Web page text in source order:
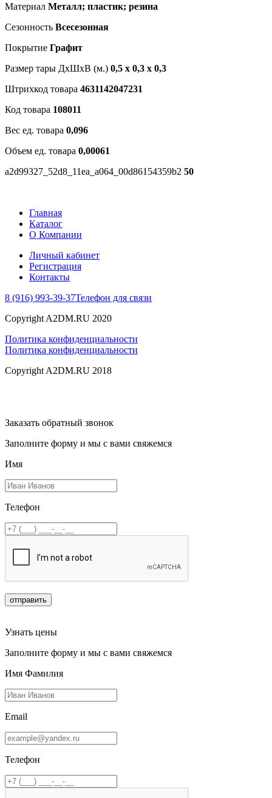
Материал Металл; пластик; резина
Сезонность Всесезонная
Покрытие Графит
Размер тары ДхШхВ (м.) 0,5 х 0,3 х 0,3
Штрихкод товара 4631142047231
Код товара 108011
Вес ед. товара 0,096
Объем ед. товара 0,00061
a2d99327_52d8_11ea_a064_00d86154359b2 50
Главная
Каталог
О Компании
Личный кабинет
Регистрация
Контакты
8 (916) 993-39-37Телефон для связи
Copyright A2DM.RU 2020
Политика конфиденциальности
Политика конфиденциальности
Copyright A2DM.RU 2018
Заказать обратный звонок
Заполните форму и мы с вами свяжемся
Имя
Телефон
отправить
Узнать цены
Заполните форму и мы с вами свяжемся
Имя Фамилия
Email
Телефон